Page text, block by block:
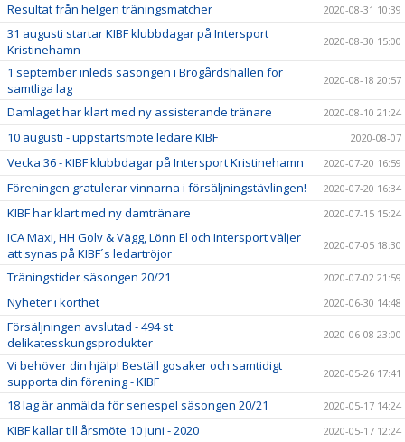
Resultat från helgen träningsmatcher 2020-08-31 10:39
31 augusti startar KIBF klubbdagar på Intersport
Kristinehamn
2020-08-30 15:00
1 september inleds säsongen i Brogårdshallen för
samtliga lag
2020-08-18 20:57
Damlaget har klart med ny assisterande tränare 2020-08-10 21:24
10 augusti - uppstartsmöte ledare KIBF 2020-08-07
Vecka 36 - KIBF klubbdagar på Intersport Kristinehamn 2020-07-20 16:59
Föreningen gratulerar vinnarna i försäljningstävlingen! 2020-07-20 16:34
KIBF har klart med ny damtränare 2020-07-15 15:24
ICA Maxi, HH Golv & Vägg, Lönn El och Intersport väljer
att synas på KIBF´s ledartröjor
2020-07-05 18:30
Träningstider säsongen 20/21 2020-07-02 21:59
Nyheter i korthet 2020-06-30 14:48
Försäljningen avslutad - 494 st
delikatesskungsprodukter
2020-06-08 23:00
Vi behöver din hjälp! Beställ gosaker och samtidigt
supporta din förening - KIBF
2020-05-26 17:41
18 lag är anmälda för seriespel säsongen 20/21 2020-05-17 14:24
KIBF kallar till årsmöte 10 juni - 2020 2020-05-17 12:24